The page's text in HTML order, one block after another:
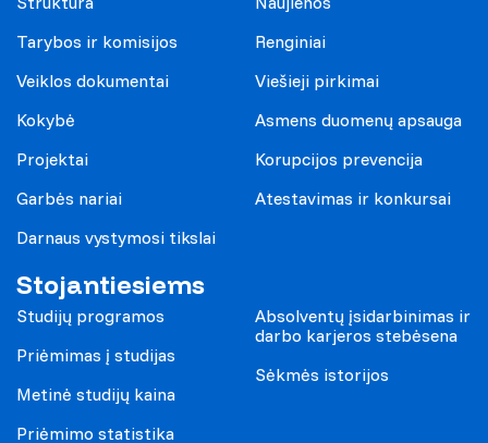
Tarybos ir komisijos
Veiklos dokumentai
Kokybė
Projektai
Garbės nariai
Darnaus vystymosi tikslai
Renginiai
Viešieji pirkimai
Asmens duomenų apsauga
Korupcijos prevencija
Atestavimas ir konkursai
Stojantiesiems
Studijų programos
Priėmimas į studijas
Metinė studijų kaina
Priėmimo statistika
Absolventų įsidarbinimas ir
darbo karjeros stebėsena
Sėkmės istorijos